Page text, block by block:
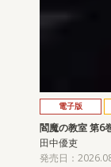
電子版
閻魔の教室 第6
田中優吏
発売日：